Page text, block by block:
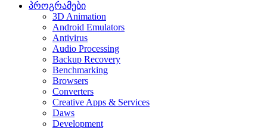
პროგრამები
3D Animation
Android Emulators
Antivirus
Audio Processing
Backup Recovery
Benchmarking
Browsers
Converters
Creative Apps & Services
Daws
Development